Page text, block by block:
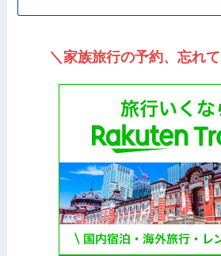
＼家族旅行の予約、忘れ